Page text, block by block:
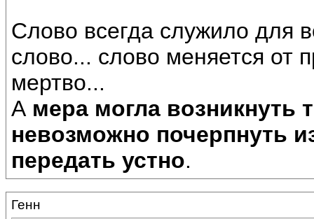
Слово всегда служило для
слово... слово меняется от
мертво...
А мера могла возникнуть
невозможно почерпнуть
передать устно.
Генн